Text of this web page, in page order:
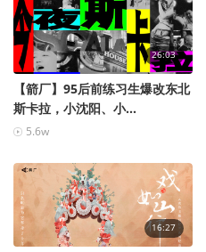
26:03
【箭厂】95后前练习生爆改东北
斯卡拉，小沈阳、小...
5.6w
16:27